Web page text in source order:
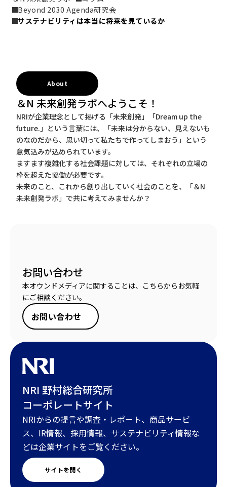
Beyond 2030 Agenda研究会
サステナビリティは本当に将来を見ているか
About
＆N 未来創発ラボへようこそ！
NRIが企業理念として掲げる「未来創発」「Dream up the
future.」という言葉には、「未来は分からない、見えないも
のなのだから、思い切って私たちで作ってしまおう」という
意気込みが込められています。
ますます複雑化する社会課題に対しては、それぞれの立場の
枠を超えた協働が必要です。
未来のこと、これから創り出していく社会のことを、「＆N
未来創発ラボ」で共に考えてみませんか？
お問い合わせ
本オウンドメディアに関することは、こちらからお気軽
にご相談ください。
お問い合わせ
NRI 野村総合研究所
コーポレートサイト
NRIからの提言や調査・レポート、商品サービ
ス、IR情報、採用情報、サステナビリティ情報な
どは企業サイトをご覧ください。
サイトを開く